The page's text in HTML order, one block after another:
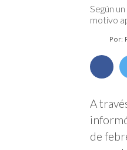
Según
motivo
Por:
A
de